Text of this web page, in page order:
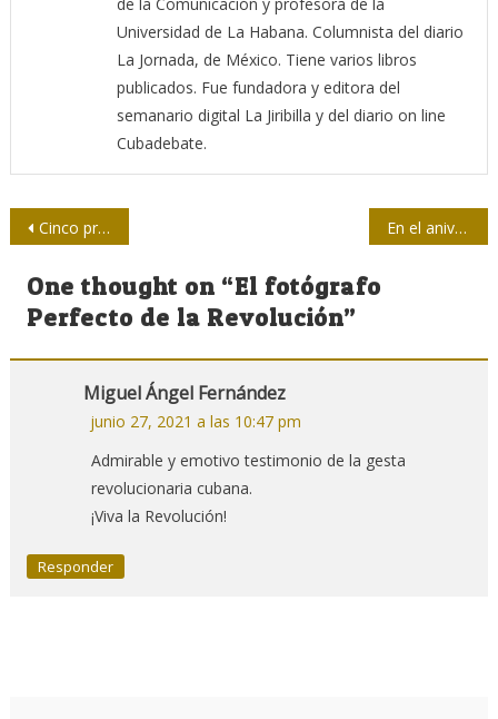
Universidad de La Habana. Columnista del diario
La Jornada, de México. Tiene varios libros
publicados. Fue fundadora y editora del
semanario digital La Jiribilla y del diario on line
Cubadebate.
Navegación
de
entradas
Cinco preguntas sobre la operación del golpismo boliviano en Twitter En el aniversario 61 de Adelante
One thought on “El fotógrafo
Perfecto de la Revolución”
Miguel Ángel Fernández
junio 27, 2021 a las 10:47 pm
Admirable y emotivo testimonio de la gesta
revolucionaria cubana.
¡Viva la Revolución!
Responder